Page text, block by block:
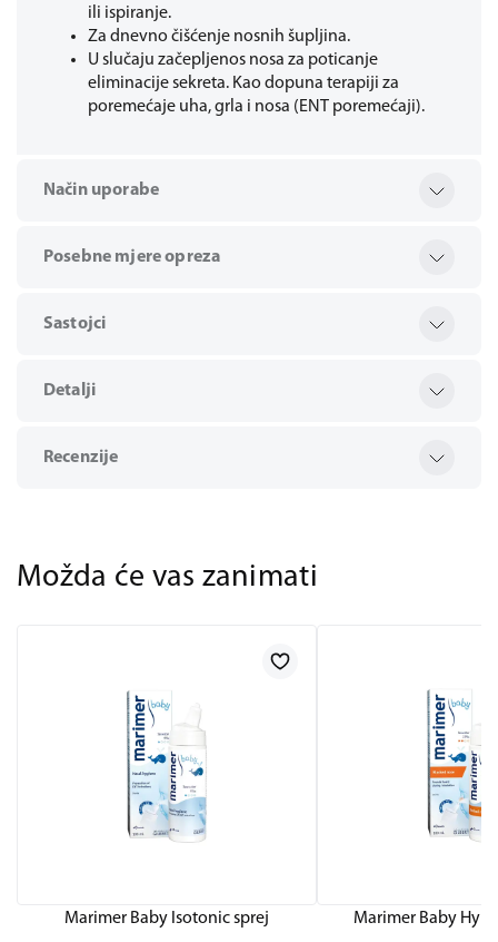
ili ispiranje.
Za dnevno čišćenje nosnih šupljina.
U slučaju začepljenos nosa za poticanje
eliminacije sekreta. Kao dopuna terapiji za
poremećaje uha, grla i nosa (ENT poremećaji).
Način uporabe
Posebne mjere opreza
Sastojci
Detalji
Recenzije
Možda će vas zanimati
Marimer Baby Isotonic sprej Marimer Baby